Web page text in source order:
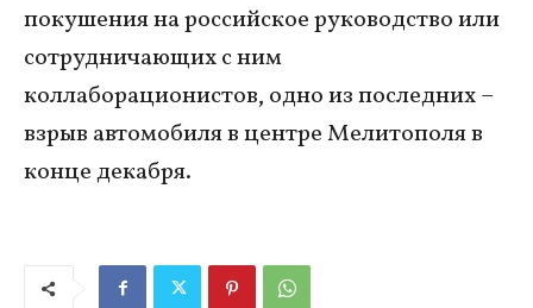
покушения на российское руководство или
сотрудничающих с ним
коллаборационистов, одно из последних –
взрыв автомобиля в центре Мелитополя в
конце декабря.